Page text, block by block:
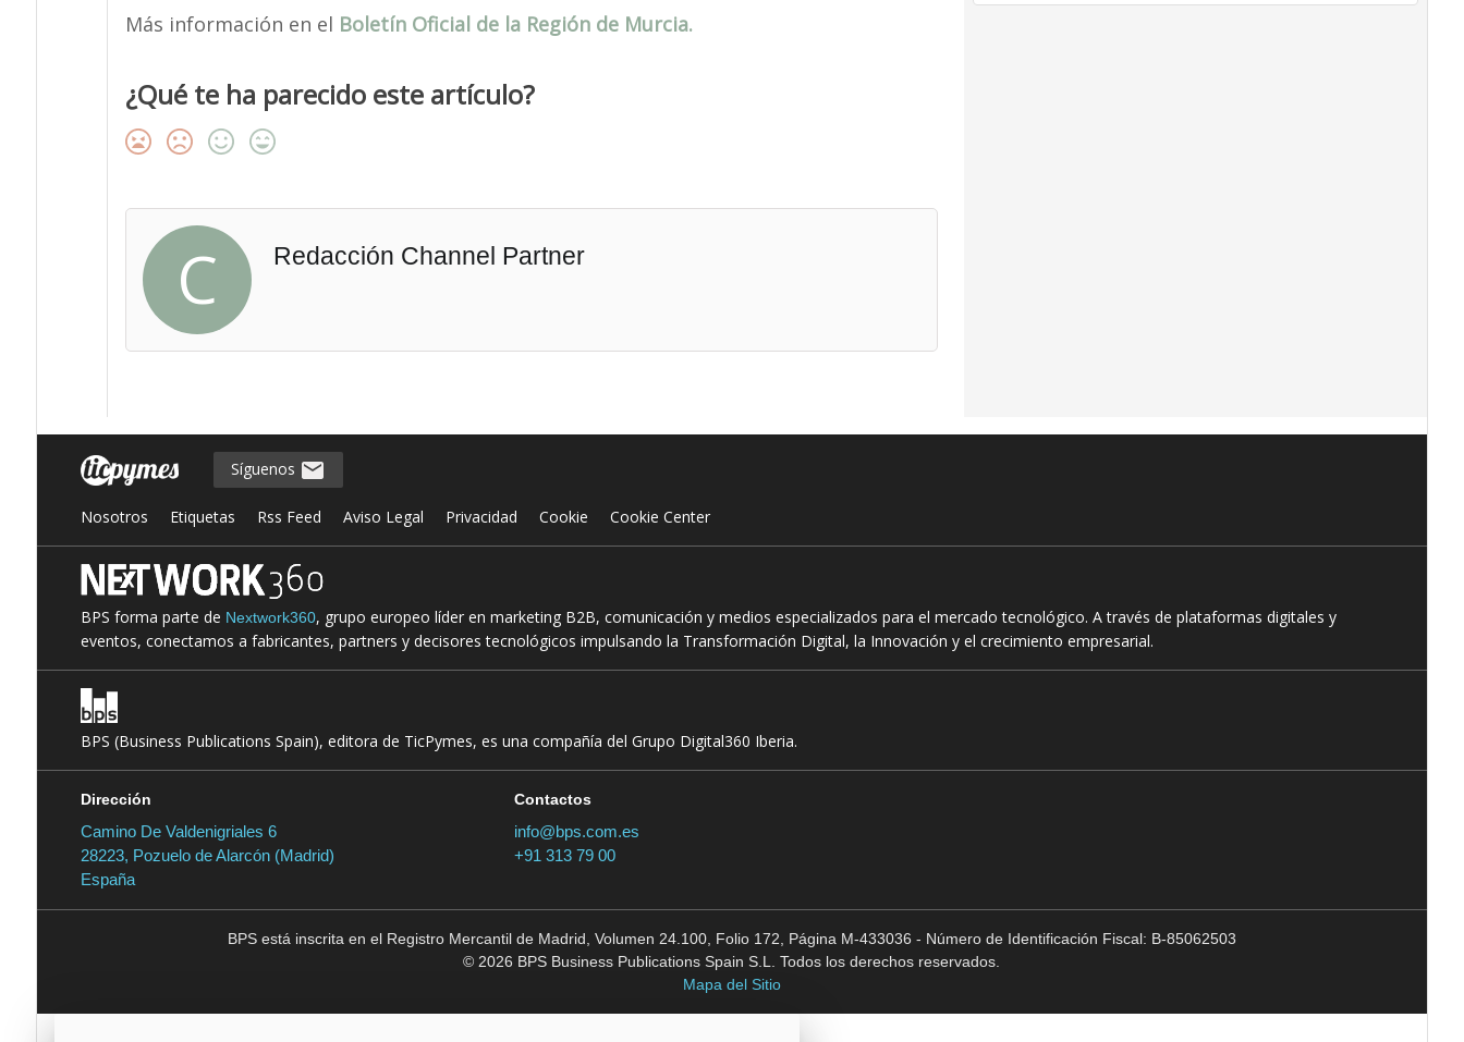
Más información en el Boletín Oficial de la Región de Murcia.
¿Qué te ha parecido este artículo?
C Redacción Channel Partner
Síguenos
Nosotros Etiquetas Rss Feed Aviso Legal Privacidad Cookie Cookie Center
BPS forma parte de Nextwork360, grupo europeo líder en marketing B2B, comunicación y medios especializados para el mercado tecnológico. A través de plataformas digitales y
eventos, conectamos a fabricantes, partners y decisores tecnológicos impulsando la Transformación Digital, la Innovación y el crecimiento empresarial.
BPS (Business Publications Spain), editora de TicPymes, es una compañía del Grupo Digital360 Iberia.
Dirección
Camino De Valdenigriales 6
28223, Pozuelo de Alarcón (Madrid)
España
Contactos
info@bps.com.es
+91 313 79 00
BPS está inscrita en el Registro Mercantil de Madrid, Volumen 24.100, Folio 172, Página M-433036 - Número de Identificación Fiscal: B-85062503
© 2026 BPS Business Publications Spain S.L. Todos los derechos reservados.
Mapa del Sitio